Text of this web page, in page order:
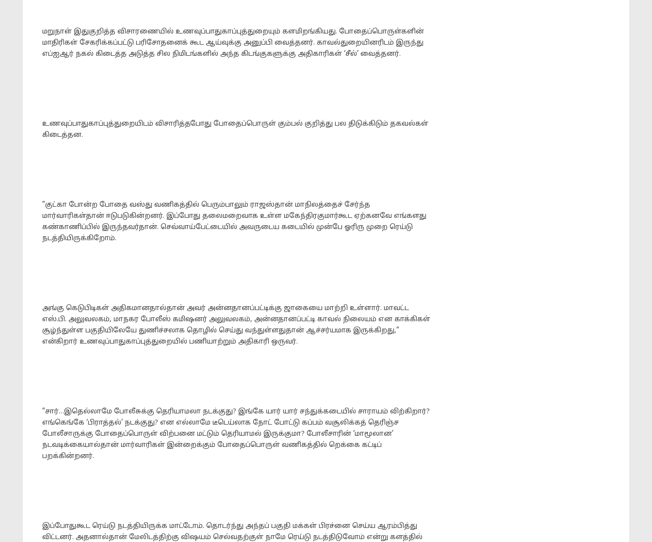
மறுநாள் இதுகுறித்த விசாரணையில் உணவுப்பாதுகாப்புத்துறையும் களமிறங்கியது. போதைப்பொருள்களின்
மாதிரிகள் சேகரிக்கப்பட்டு பரிசோதனைக் கூட ஆய்வுக்கு அனுப்பி வைத்தனர். காவல்துறையினரிடம் இருந்து
எப்ஐஆர் நகல் கிடைத்த அடுத்த சில நிமிடங்களில் அந்த கிடங்குகளுக்கு அதிகாரிகள் ‘சீல்’ வைத்தனர்.
உணவுப்பாதுகாப்புத்துறையிடம் விசாரித்தபோது போதைப்பொருள் கும்பல் குறித்து பல திடுக்கிடும் தகவல்கள்
கிடைத்தன.
”குட்கா போன்ற போதை வஸ்து வணிகத்தில் பெரும்பாலும் ராஜஸ்தான் மாநிலத்தைச் சேர்ந்த
மார்வாரிகள்தான் ஈடுபடுகின்றனர். இப்போது தலைமறைவாக உள்ள மகேந்திரகுமார்கூட ஏற்கனவே எங்களது
கண்காணிப்பில் இருந்தவர்தான். செவ்வாய்பேட்டையில் அவருடைய கடையில் முன்பே ஓரிரு முறை ரெய்டு
நடத்தியிருக்கிறோம்.
அங்கு கெடுபிடிகள் அதிகமானதால்தான் அவர் அன்னதானப்பட்டிக்கு ஜாகையை மாற்றி உள்ளார். மாவட்ட
எஸ்.பி. அலுவலகம், மாநகர போலீஸ் கமிஷனர் அலுவலகம், அன்னதானப்பட்டி காவல் நிலையம் என காக்கிகள்
சூழ்ந்துள்ள பகுதியிலேயே துணிச்சலாக தொழில் செய்து வந்துள்ளதுதான் ஆச்சர்யமாக இருக்கிறது,”
என்கிறார் உணவுப்பாதுகாப்புத்துறையில் பணியாற்றும் அதிகாரி ஒருவர்.
”சார்…இதெல்லாமே போலீசுக்கு தெரியாமலா நடக்குது? இங்கே யார் யார் சந்துக்கடையில் சாராயம் விற்கிறார்?
எங்கெங்கே ‘பிராத்தல்’ நடக்குது? என எல்லாமே டீடெய்லாக நோட் போட்டு கப்பம் வசூலிக்கத் தெரிஞ்ச
போலீசாருக்கு போதைப்பொருள் விற்பனை மட்டும் தெரியாமல் இருக்குமா? போலீசாரின் ‘மாமூலான’
நடவடிக்கையால்தான் மார்வாரிகள் இன்றைக்கும் போதைப்பொருள் வணிகத்தில் றெக்கை கட்டிப்
பறக்கின்றனர்.
இப்போதுகூட ரெய்டு நடத்தியிருக்க மாட்டோம். தொடர்ந்து அந்தப் பகுதி மக்கள் பிரச்னை செய்ய ஆரம்பித்து
விட்டனர். அதனால்தான் மேலிடத்திற்கு விஷயம் செல்வதற்குள் நாமே ரெய்டு நடத்திடுவோம் என்று களத்தில்